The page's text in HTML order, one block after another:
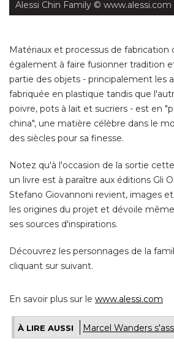
Alessi Chin Family © www.alessi.com
Matériaux et processus de
également à faire fusionner tradition
partie des objets - principalement les
fabriquée en plastique tandis que
poivre, pots à lait et sucriers - est en
china", une matière célèbre dans le
des siècles pour sa finesse.
Notez qu'à l'occasion de la sortie
un livre est à paraître aux éditions Gli
Stefano Giovannoni revient, images et
les origines du projet et dévoile
ses sources d'inspirations.
Découvrez les personnages de la
cliquant sur suivant.
En savoir plus sur le www.alessi.com
À LIRE AUSSI Marcel Wanders